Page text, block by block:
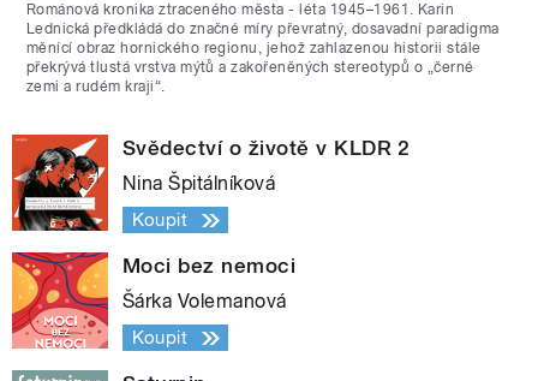
Románová kronika ztraceného města - léta 1945–1961. Karin
Lednická předkládá do značné míry převratný, dosavadní paradigma
měnící obraz hornického regionu, jehož zahlazenou historii stále
překrývá tlustá vrstva mýtů a zakořeněných stereotypů o „černé
zemi a rudém kraji“.
Svědectví o životě v KLDR 2
Nina Špitálníková
Koupit
Moci bez nemoci
Šárka Volemanová
Koupit